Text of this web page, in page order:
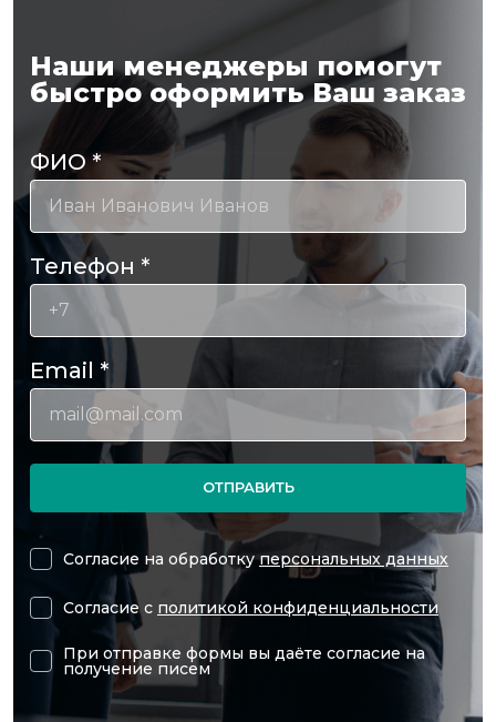
Наши менеджеры помогут
быстро оформить Ваш заказ
ФИО*
Телефон *
Email *
ОТПРАВИТЬ
Согласие на обработкуперсональных данных
Согласие с политикой конфиденциальности
При отправке формы вы даёте согласие на
получение писем